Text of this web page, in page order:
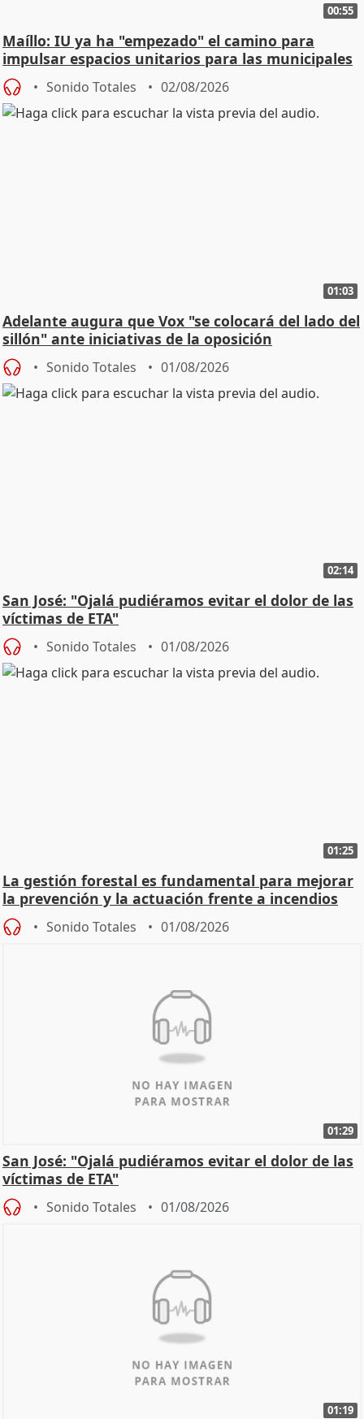
00:55
Maíllo: IU ya ha "empezado" el camino para
impulsar espacios unitarios para las municipales
Sonido Totales 02/08/2026
01:03
Adelante augura que Vox "se colocará del lado del
sillón" ante iniciativas de la oposición
Sonido Totales 01/08/2026
02:14
San José: "Ojalá pudiéramos evitar el dolor de las
víctimas de ETA"
Sonido Totales 01/08/2026
01:25
La gestión forestal es fundamental para mejorar
la prevención y la actuación frente a incendios
Sonido Totales 01/08/2026
01:29
San José: "Ojalá pudiéramos evitar el dolor de las
víctimas de ETA"
Sonido Totales 01/08/2026
01:19